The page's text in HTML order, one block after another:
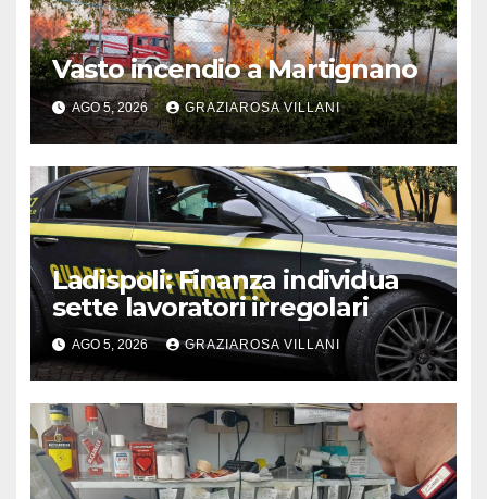
Vasto incendio a Martignano
AGO 5, 2026 GRAZIAROSA VILLANI
Ladispoli: Finanza individua
sette lavoratori irregolari
AGO 5, 2026 GRAZIAROSA VILLANI